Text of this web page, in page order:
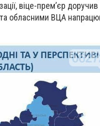
віце-прем’єр доручив
обласними ВЦА